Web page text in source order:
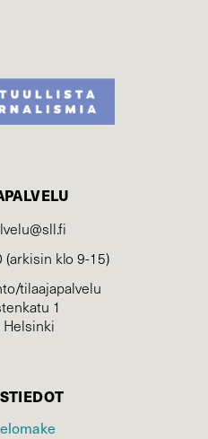
(arkisin klo 9-15)
tilaajapalvelu
1